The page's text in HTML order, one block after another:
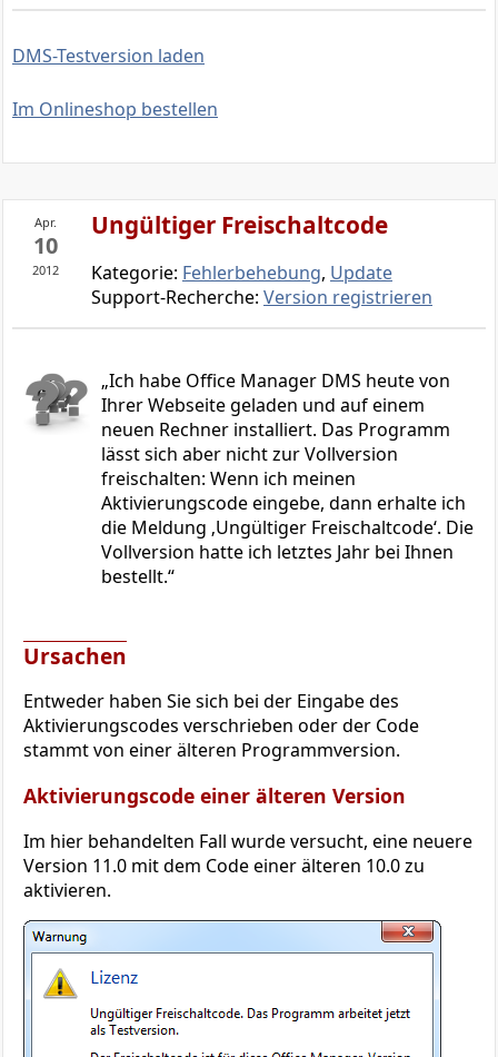
DMS-Testversion laden
Im Onlineshop bestellen
Apr.
10
2012
Ungültiger Freischaltcode
Kategorie: Fehlerbehebung, Update
Support-Recherche: Version registrieren
Ich habe Office Manager DMS heute von
Ihrer Webseite geladen und auf einem
neuen Rechner installiert. Das Programm
lässt sich aber nicht zur Vollversion
freischalten: Wenn ich meinen
Aktivierungscode eingebe, dann erhalte ich
die Meldung ‚Ungültiger Freischaltcode‘. Die
Vollversion hatte ich letztes Jahr bei Ihnen
bestellt.
Ursachen
Entweder haben Sie sich bei der Eingabe des
Aktivierungscodes verschrieben oder der Code
stammt von einer älteren Programmversion.
Aktivierungscode einer älteren Version
Im hier behandelten Fall wurde versucht, eine neuere
Version 11.0 mit dem Code einer älteren 10.0 zu
aktivieren.